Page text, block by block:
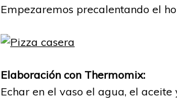
Empezaremos precalentando el
Elaboración con Thermomix:
Echar en el vaso el agua, el